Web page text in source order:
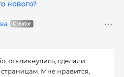
нового?
откликнулись, сделали
Мне нравится,